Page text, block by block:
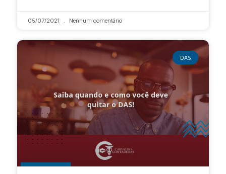
05/07/2021 Nenhum comentário
DAS